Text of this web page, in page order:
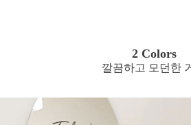
2 Colors
깔끔하고 모던한